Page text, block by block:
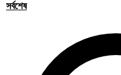
সর্বশেষ